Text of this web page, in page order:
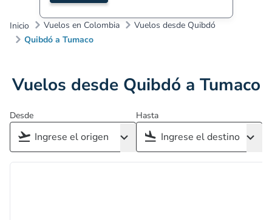
Inicio Vuelos en Colombia
Vuelos desde Quibdó
Quibdó a Tumaco
Vuelos desde Quibdó a Tumaco
Desde Hasta